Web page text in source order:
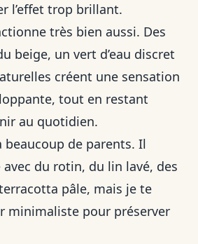
l’effet trop brillant.
très bien aussi. Des
beige, un vert d’eau discret
créent une sensation
tout en restant
au quotidien.
beaucoup de parents. Il
du rotin, du lin lavé, des
pâle, mais je te
minimaliste pour préserver